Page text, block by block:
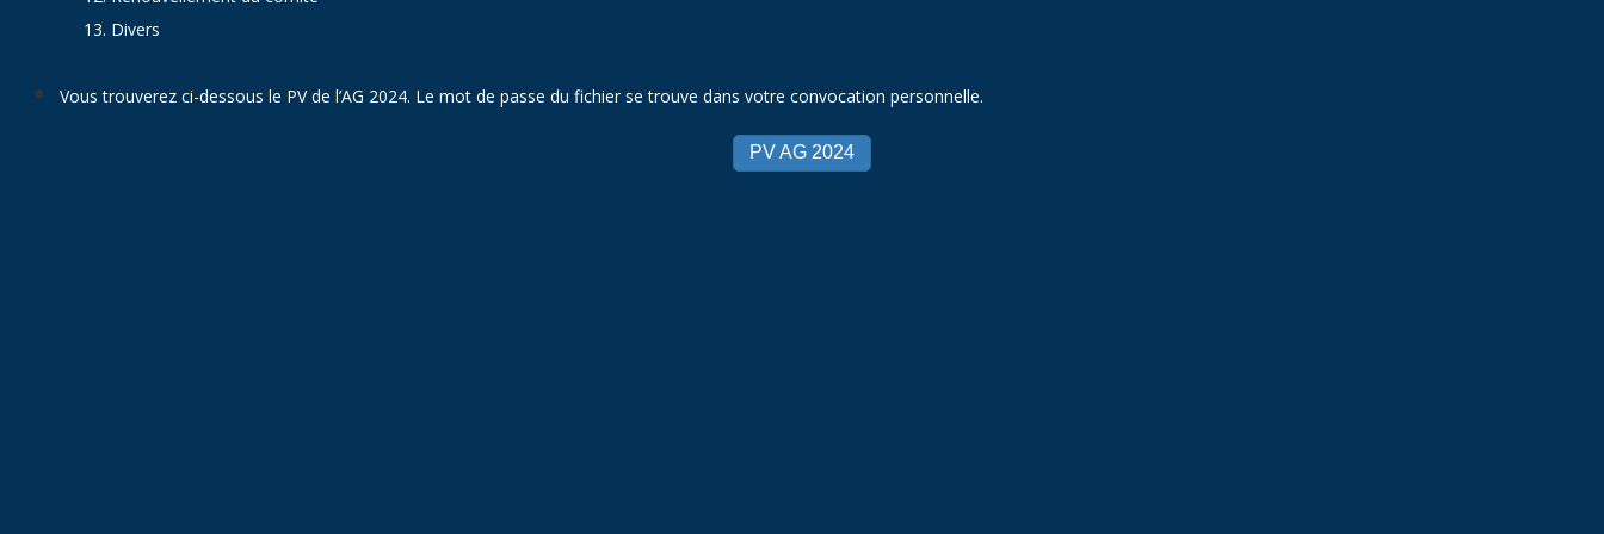
13. Divers
Vous trouverez ci-dessous le PV de l’AG 2024. Le mot de passe du fichier se trouve dans votre convocation personnelle.
PV AG 2024